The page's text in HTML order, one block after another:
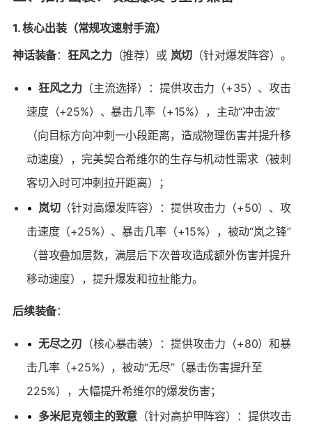
1. 核心出装（常规攻速射手流）
神话装备：狂风之力（推荐）或 岚切 （针对爆发阵容）。
• 狂风之力 （主流选择）：提供攻击力（+35）、攻击
速度（+25%）、暴击几率（+15%），主动“冲击波”
（向目标方向冲刺一小段距离，造成物理伤害并提升移
动速度），完美契合希维尔的生存与机动性需求（被刺
客切入时可冲刺拉开距离）；
• 岚切（针对高爆发阵容）：提供攻击力（+50）、攻
击速度（+25%）、暴击几率（+15%），被动“岚之锋”
（普攻叠加层数，满层后下次普攻造成额外伤害并提升
移动速度），提升爆发和拉扯能力。
后续装备：
• 无尽之刃 （核心暴击装）：提供攻击力（+80）和暴
击几率（+25%），被动“无尽”（暴击伤害提升至
225%），大幅提升希维尔的爆发伤害；
• 多米尼克领主的致意 （针对高护甲阵容）：提供攻击